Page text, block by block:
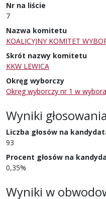
Nr na liście
7
Nazwa komitetu
KOALICYJNY KOMITET
Skrót nazwy komitetu
KKW LEWICA
Okręg wyborczy
Okręg wyborczy nr 1 w
Wyniki głosowania
Liczba głosów na
93
Procent głosów na
0,35%
Wyniki w